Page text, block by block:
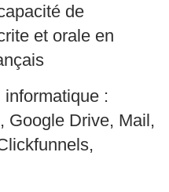
de
et orale en
:
Google Drive, Mail,